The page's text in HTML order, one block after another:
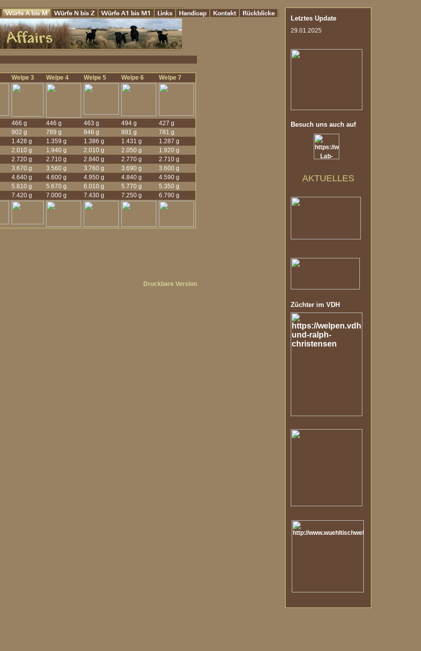
Welpe 3 Welpe 4 Welpe 5 Welpe 6 Welpe 7
466 g 446 g 463 g 494 g
427 g
902 g 789 g 846 g 891 g
781 g
1.428 g 1.359 g 1.386 g 1.431 g
1.287 g
2.010 g 1.940 g 2.010 g 2.050 g
1.920 g
2.720 g 2.710 g 2.840 g 2.770 g
2.710 g
3.670.g 3.560 g 3.760 g 3.690 g
3.600 g
4.640 g 4.600 g 4.950 g 4.840 g
4.590 g
5.810 g 5.670 g 6.010 g 5.770 g
5.350 g
7.420 g 7.000 g 7.430 g 7.250 g 6.790 g
Druckbare Version
Letztes Update
29.01.2025
Besuch uns auch auf
AKTUELLES
Züchter im VDH